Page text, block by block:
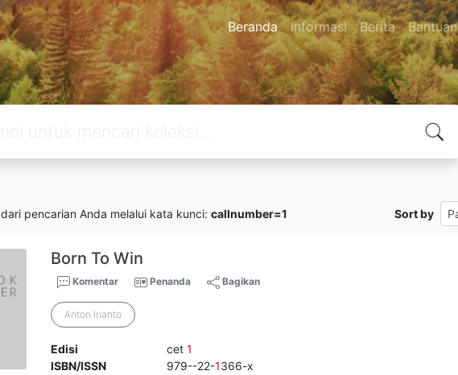
Beranda Informasi Berita Bantuan
dari pencarian Anda melalui kata kunci: callnumber=1 Sort by
Born To Win
Komentar Penanda Bagikan
Anton Irianto
Edisi cet 1
ISBN/ISSN
979--22-1366-x